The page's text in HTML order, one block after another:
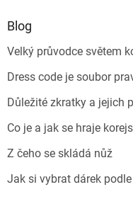
Blog
Velký průvodce světem
Dress code je soubor
Důležité zkratky a jejich
Co je a jak se hraje
Z čeho se skládá nůž
Jak si vybrat dárek